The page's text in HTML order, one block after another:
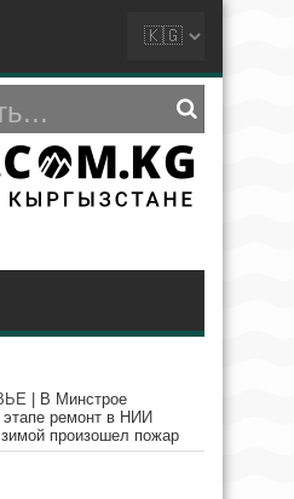
В Минстрое
этапе ремонт в НИИ
произошел пожар